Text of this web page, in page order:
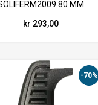
80 MM
kr 293,00
-70%